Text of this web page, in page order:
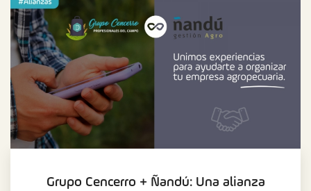
Grupo Cencerro + Ñandú: Una alianza